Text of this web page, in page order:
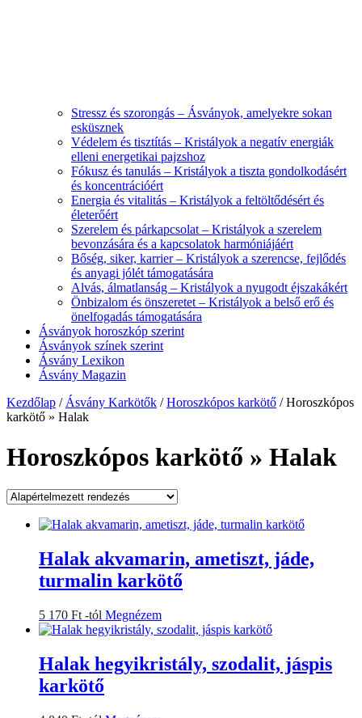
Stressz és szorongás – Ásványok, amelyekre sokan
esküsznek
Védelem és tisztítás – Kristályok a negatív energiák
elleni energetikai pajzshoz
Fókusz és tanulás – Kristályok a tiszta gondolkodásért
és koncentrációért
Energia és vitalitás – Kristályok a feltöltődésért és
életerőért
Szerelem és párkapcsolat – Kristályok a szerelem
bevonzására és a kapcsolatok harmóniájáért
Bőség, siker, karrier – Kristályok a szerencse, fejlődés
és anyagi jólét támogatására
Alvás, álmatlanság – Kristályok a nyugodt éjszakákért
Önbizalom és önszeretet – Kristályok a belső erő és
önelfogadás támogatására
Ásványok horoszkóp szerint
Ásványok színek szerint
Ásvány Lexikon
Ásvány Magazin
Kezdőlap /Ásvány Karkötők /Horoszkópos karkötő / Horoszkópos
karkötő » Halak
Horoszkópos karkötő » Halak
Halak akvamarin, ametiszt, jáde,
turmalin karkötő
5 170 Ft -tól MegnézemEnnek
a
több
variációja
Halak hegyikristály, szodalit, jáspis
karkötő